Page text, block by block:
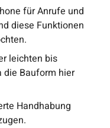
für Anrufe und
diese Funktionen
leichten bis
die Bauform hier
Handhabung